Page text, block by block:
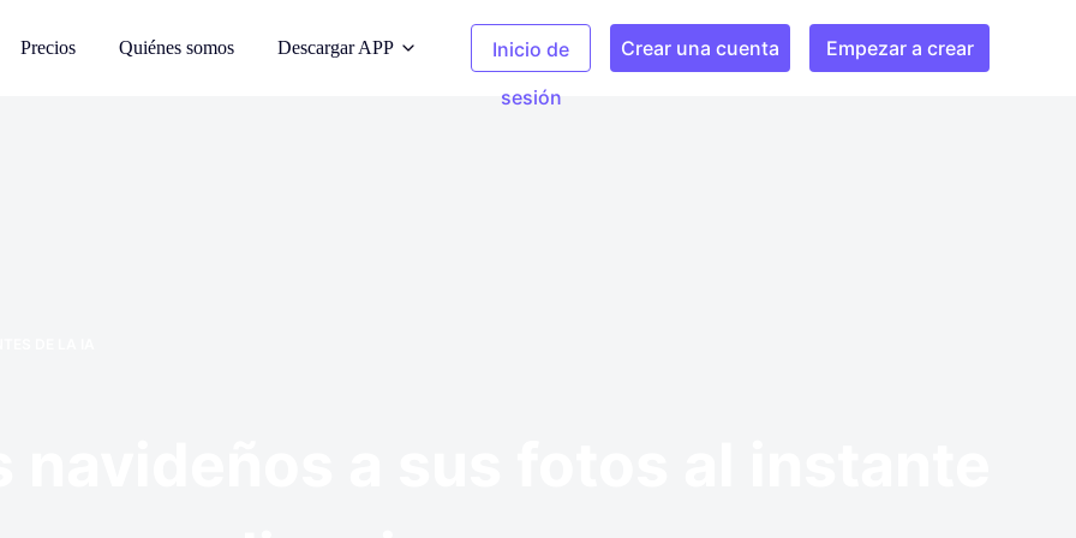
Precios Quiénes somos Descargar APP
Inicio de
sesión
Crear una cuenta Empezar a crear